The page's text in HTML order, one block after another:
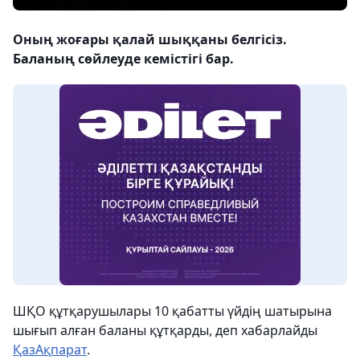
Оның жоғары қалай шыққаны белгісіз.
Баланың сөйлеуде кемістігі бар.
ШҚО құтқарушылары 10 қабатты үйдің шатырына
шығып алған баланы құтқарды, деп хабарлайды
ҚазАқпарат.